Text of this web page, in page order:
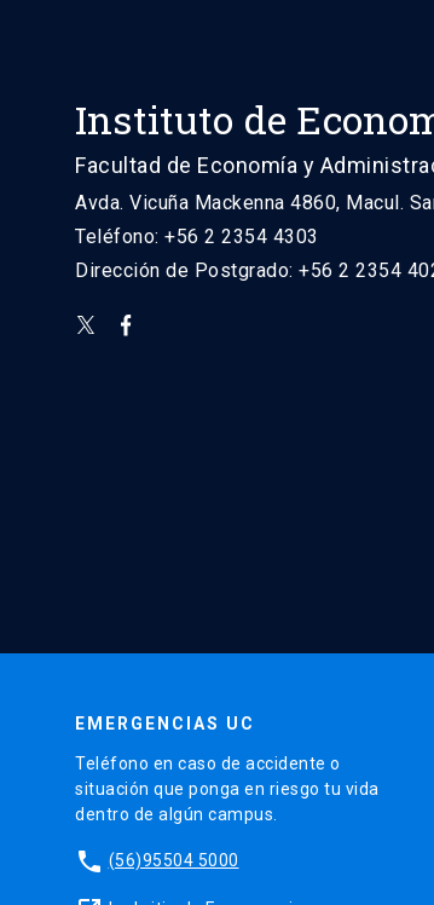
Instituto de
Facultad de Economía y
Avda. Vicuña Mackenna 4860, Macul.
Teléfono: +56 2 2354 4303
Dirección de Postgrado: +56 2 2354
EMERGENCIAS UC
Teléfono en caso de accidente o
situación que ponga en riesgo tu vida
dentro de algún campus.
phone (56)95504 5000